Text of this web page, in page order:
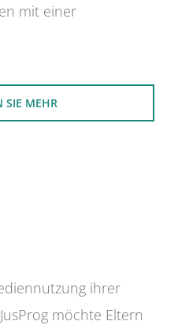
mit einer
SIE MEHR
ihrer
möchte Eltern